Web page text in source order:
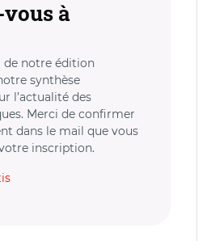
à
de notre édition
synthèse
l’actualité des
Merci de confirmer
dans le mail que vous
inscription.